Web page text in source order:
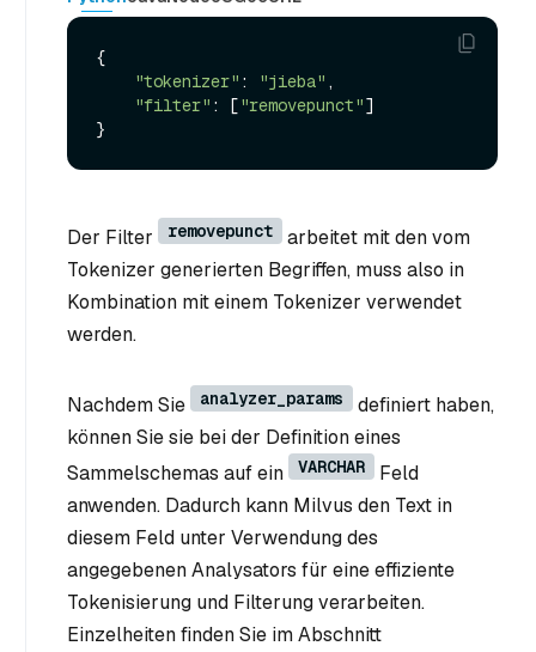
{
"tokenizer" : "jieba" ,
"filter" : ["removepunct"]
Der Filter removepunct
arbeitet mit den vom
Tokenizer generierten Begriffen, muss also in
Kombination mit einem Tokenizer verwendet
werden.
Nachdem Sie analyzer_params
definiert haben,
können Sie sie bei der Definition eines
Sammelschemas auf ein
VARCHAR
Feld
anwenden. Dadurch kann Milvus den Text in
diesem Feld unter Verwendung des
angegebenen Analysators für eine effiziente
Tokenisierung und Filterung verarbeiten.
Einzelheiten finden Sie im Abschnitt